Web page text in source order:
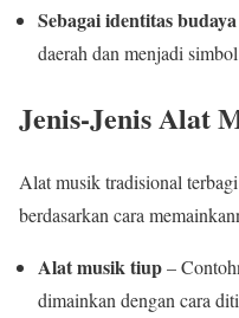
Sebagai identitas budaya
daerah dan menjadi
Jenis-Jenis Alat
Alat musik tradisional
berdasarkan cara
Alat musik tiup–
dimainkan dengan cara